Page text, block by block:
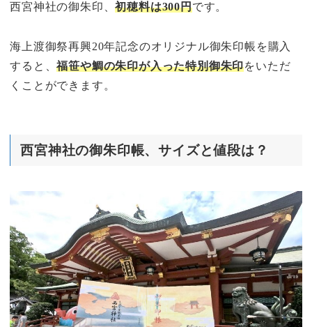
西宮神社の御朱印、初穂料は300円です。
海上渡御祭再興20年記念のオリジナル御朱印帳を購入
すると、福笹や鯛の朱印が入った特別御朱印をいただ
くことができます。
西宮神社の御朱印帳、サイズと値段は？